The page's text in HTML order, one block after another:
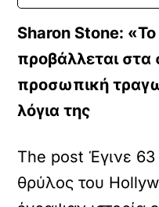
Sharon Stone:
προβάλλεται στα
προσωπική
λόγια της
The post Έγινε
θρύλος του